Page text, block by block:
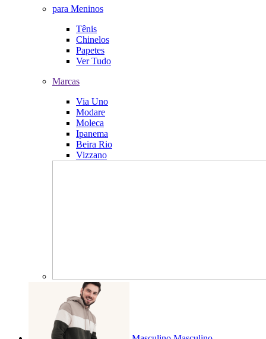
para Meninos
Tênis
Chinelos
Papetes
Ver Tudo
Marcas
Via Uno
Modare
Moleca
Ipanema
Beira Rio
Vizzano